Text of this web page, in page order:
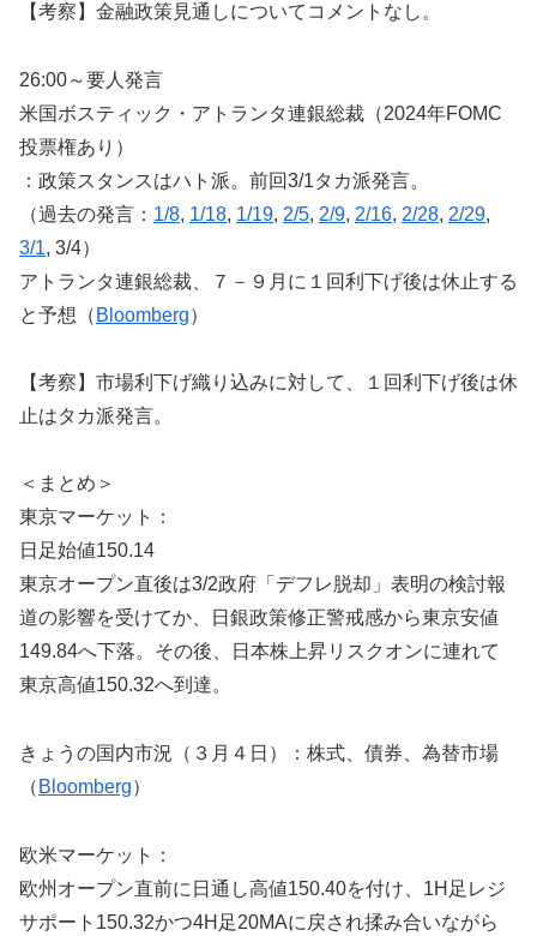
【考察】金融政策見通しについてコメントなし。
26:00～要人発言
米国ボスティック・アトランタ連銀総裁（2024年FOMC
投票権あり）
：政策スタンスはハト派。前回3/1タカ派発言。
（過去の発言： 1/8, 1/18, 1/19, 2/5, 2/9, 2/16, 2/28, 2/29,
3/1, 3/4）
アトランタ連銀総裁、７－９月に１回利下げ後は休止する
と予想（ Bloomberg）
【考察】市場利下げ織り込みに対して、１回利下げ後は休
止はタカ派発言。
＜まとめ＞
東京マーケット：
日足始値150.14
東京オープン直後は3/2政府「デフレ脱却」表明の検討報
道の影響を受けてか、日銀政策修正警戒感から東京安値
149.84へ下落。その後、日本株上昇リスクオンに連れて
東京高値150.32へ到達。
きょうの国内市況（３月４日）：株式、債券、為替市場
（ Bloomberg）
欧米マーケット：
欧州オープン直前に日通し高値150.40を付け、1H足レジ
サポート150.32かつ4H足20MAに戻され揉み合いながら